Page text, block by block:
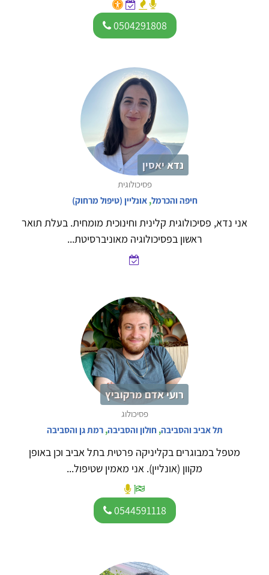
0504291808
נדא יאסין
פסיכולוגית
חיפה והכרמל,אונליין (טיפול מרחוק)
אני נדא, פסיכולוגית קלינית וחינוכית מומחית. בעלת תואר
ראשון בפסיכולוגיה מאוניברסיטת...
רועי אדם מרקוביץ
פסיכולוג
תל אביב והסביבה,חולון והסביבה,רמת גן והסביבה
מטפל במבוגרים בקליניקה פרטית בתל אביב וכן באופן
מקוון (אונליין). אני מאמין שטיפול...
0544591118